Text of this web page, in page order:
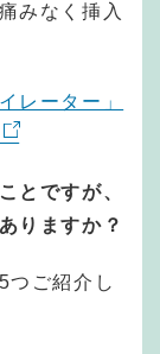
みなく挿入
レーター」
とですが、
りますか？
つご紹介し